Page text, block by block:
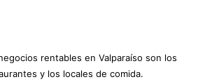
rentables en Valparaíso son los
y los locales de comida.